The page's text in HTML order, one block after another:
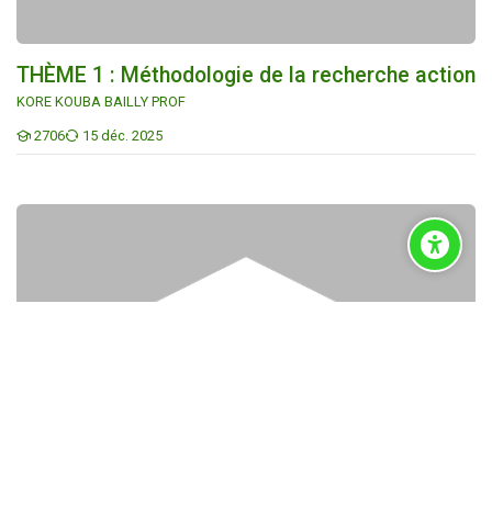
THÈME 1 : Méthodologie de la recherche action
KORE KOUBA BAILLY PROF
2706
Étudiants
15 déc. 2025
THÈME 2 : Rédaction du portfolio